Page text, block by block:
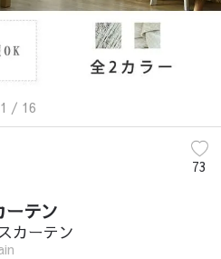
1 / 16
73
テン
カーテン